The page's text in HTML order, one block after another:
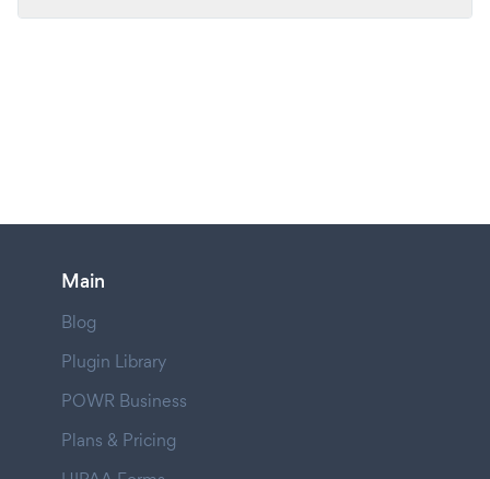
Main
Blog
Plugin Library
POWR Business
Plans & Pricing